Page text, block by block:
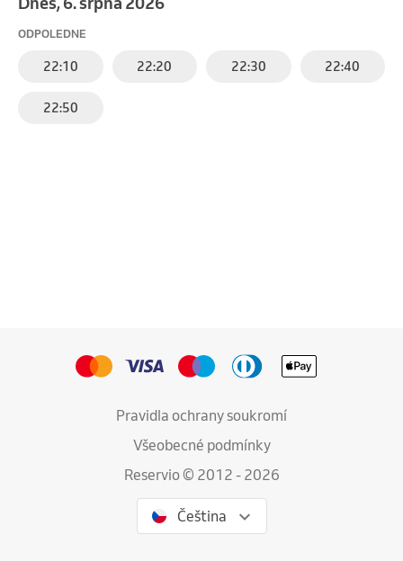
ODPOLEDNE
22:10 22:20 22:30 22:40
22:50
Pravidla ochrany soukromí
Všeobecné podmínky
Reservio © 2012 - 2026
Čeština